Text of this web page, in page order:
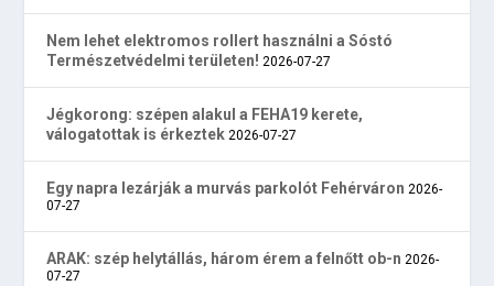
Nem lehet elektromos rollert használni a Sóstó
Természetvédelmi területen! 2026-07-27
Jégkorong: szépen alakul a FEHA19 kerete,
válogatottak is érkeztek 2026-07-27
Egy napra lezárják a murvás parkolót Fehérváron 2026-
07-27
ARAK: szép helytállás, három érem a felnőtt ob-n 2026-
07-27